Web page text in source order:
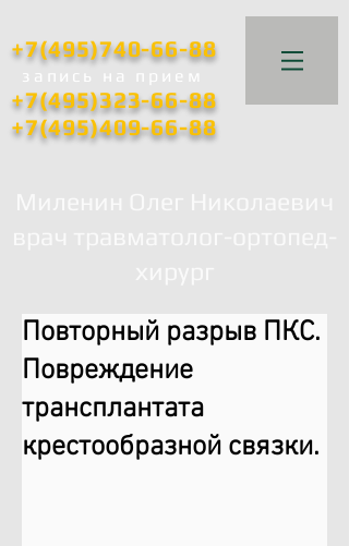
+7(495)740-66-88
запись на прием
+7(495)323-66-88
+7(495)409-66-88
Повторный разрыв ПКС.
Повреждение
трансплантата
крестообразной связки.